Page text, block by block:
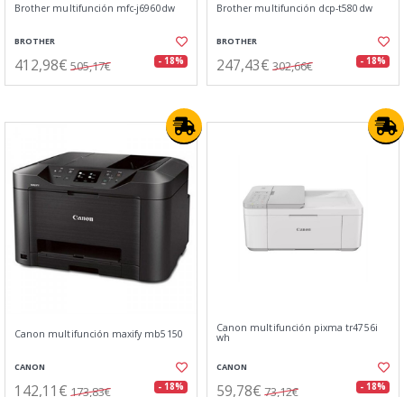
Brother multifunción mfc-j6960dw
BROTHER
412,98€ 505,17€ - 18%
Brother multifunción dcp-t580dw
BROTHER
247,43€ 302,66€ - 18%
Canon multifunción maxify mb5150
CANON
142,11€ 173,83€ - 18%
Canon multifunción pixma tr4756i
wh
CANON
59,78€ 73,12€ - 18%